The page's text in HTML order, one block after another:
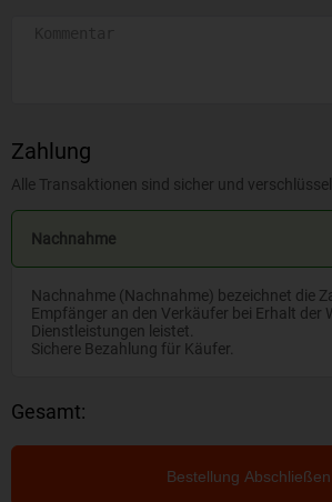
Zahlung
Alle Transaktionen sind sicher und
Nachnahme
Nachnahme (Nachnahme) bezeichnet die
Empfänger an den Verkäufer bei Erhalt der
Dienstleistungen leistet.
Sichere Bezahlung für Käufer.
Gesamt:
Bestellung Abschließen